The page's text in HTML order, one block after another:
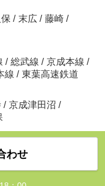
/ 末広 / 藤崎 /
/ 総武線 / 京成本線 /
線 / 東葉高速鉄道
/ 京成津田沼 /
わせ